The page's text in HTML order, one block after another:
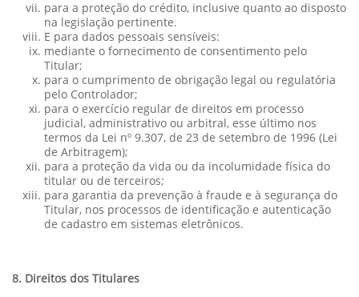
para a proteção do crédito, inclusive quanto ao disposto
na legislação pertinente.
E para dados pessoais sensíveis:
mediante o fornecimento de consentimento pelo
Titular;
para o cumprimento de obrigação legal ou regulatória
pelo Controlador;
para o exercício regular de direitos em processo
judicial, administrativo ou arbitral, esse último nos
termos da Lei nº 9.307, de 23 de setembro de 1996 (Lei
de Arbitragem);
para a proteção da vida ou da incolumidade física do
titular ou de terceiros;
para garantia da prevenção à fraude e à segurança do
Titular, nos processos de identificação e autenticação
de cadastro em sistemas eletrônicos.
8. Direitos dos Titulares